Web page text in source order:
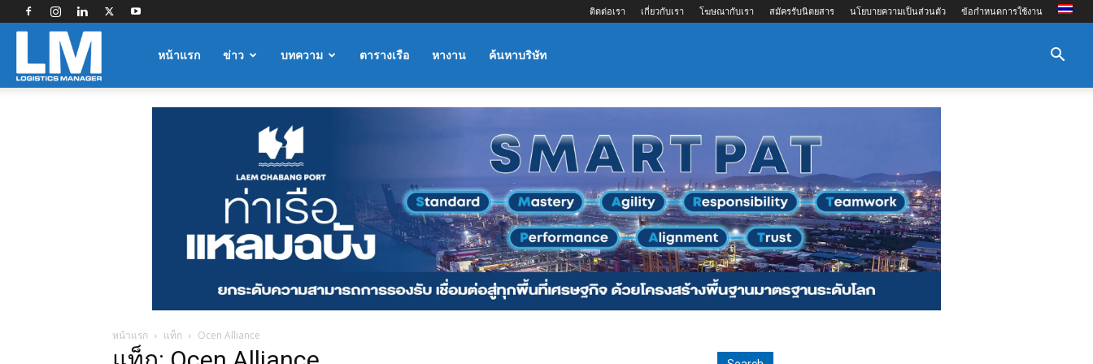
ติดต่อเรา เกี่ยวกับเรา โฆษณากับเรา สมัครรับนิตยสาร นโยบายความเป็นส่วนตัว ข้อกำหนดการใช้งาน
Logisticsหน้าแรก ข่าว บทความ ตารางเรือ หางาน ค้นหาบริษัท
หน้าแรก แท็ก Ocen Alliance